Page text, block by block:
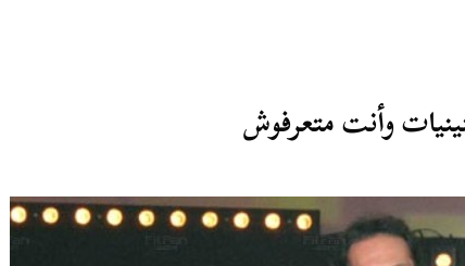
وأنت متعرفوش